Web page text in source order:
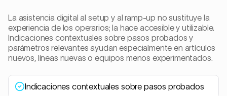
La asistencia digital al setup y al ramp-up no sustituye la
experiencia de los operarios; la hace accesible y utilizable.
Indicaciones contextuales sobre pasos probados y
parámetros relevantes ayudan especialmente en artículos
nuevos, líneas nuevas o equipos menos experimentados.
Indicaciones contextuales sobre pasos probados